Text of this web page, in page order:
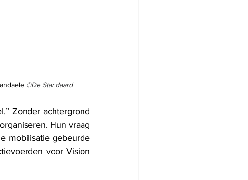
©De Standaard
Zonder achtergrond
Hun vraag
mobilisatie gebeurde
voor Vision